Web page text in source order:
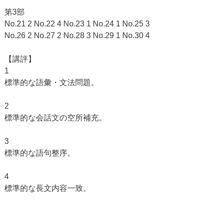
第3部
No.21 2 No.22 4 No.23 1 No.24 1 No.25 3
No.26 2 No.27 2 No.28 3 No.29 1 No.30 4
【講評】
1
標準的な語彙・文法問題。
2
標準的な会話文の空所補充。
3
標準的な語句整序。
4
標準的な長文内容一致。